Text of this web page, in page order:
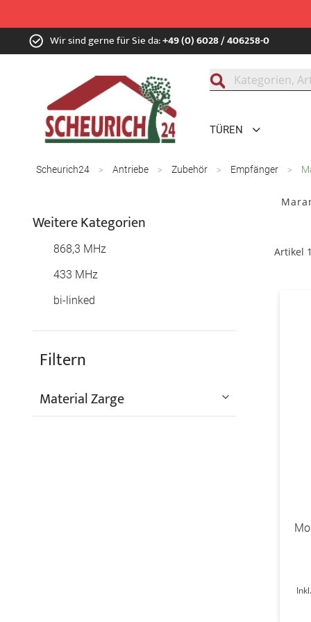
Zum
Inhalt Wir sind gerne für Sie da:+49 (0) 6028 / 406258-0
TÜREN
Scheurich24 Antriebe Zubehör Empfänger
Artikel
Filtern
Material Zarge
Weitere Kategorien
868,3 MHz
433 MHz
bi-linked